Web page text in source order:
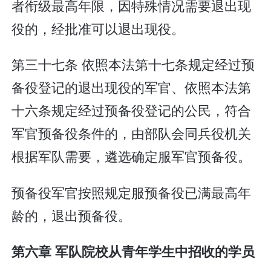
者衔级最高年限，因特殊情况需要退出现
役的，经批准可以退出现役。
第三十七条 依照本法第十七条规定经过预
备役登记的退出现役的军官、依照本法第
十六条规定经过预备役登记的公民，符合
军官预备役条件的，由部队会同兵役机关
根据军队需要，遴选确定服军官预备役。
预备役军官按照规定服预备役已满最高年
龄的，退出预备役。
第六章 军队院校从青年学生中招收的学员